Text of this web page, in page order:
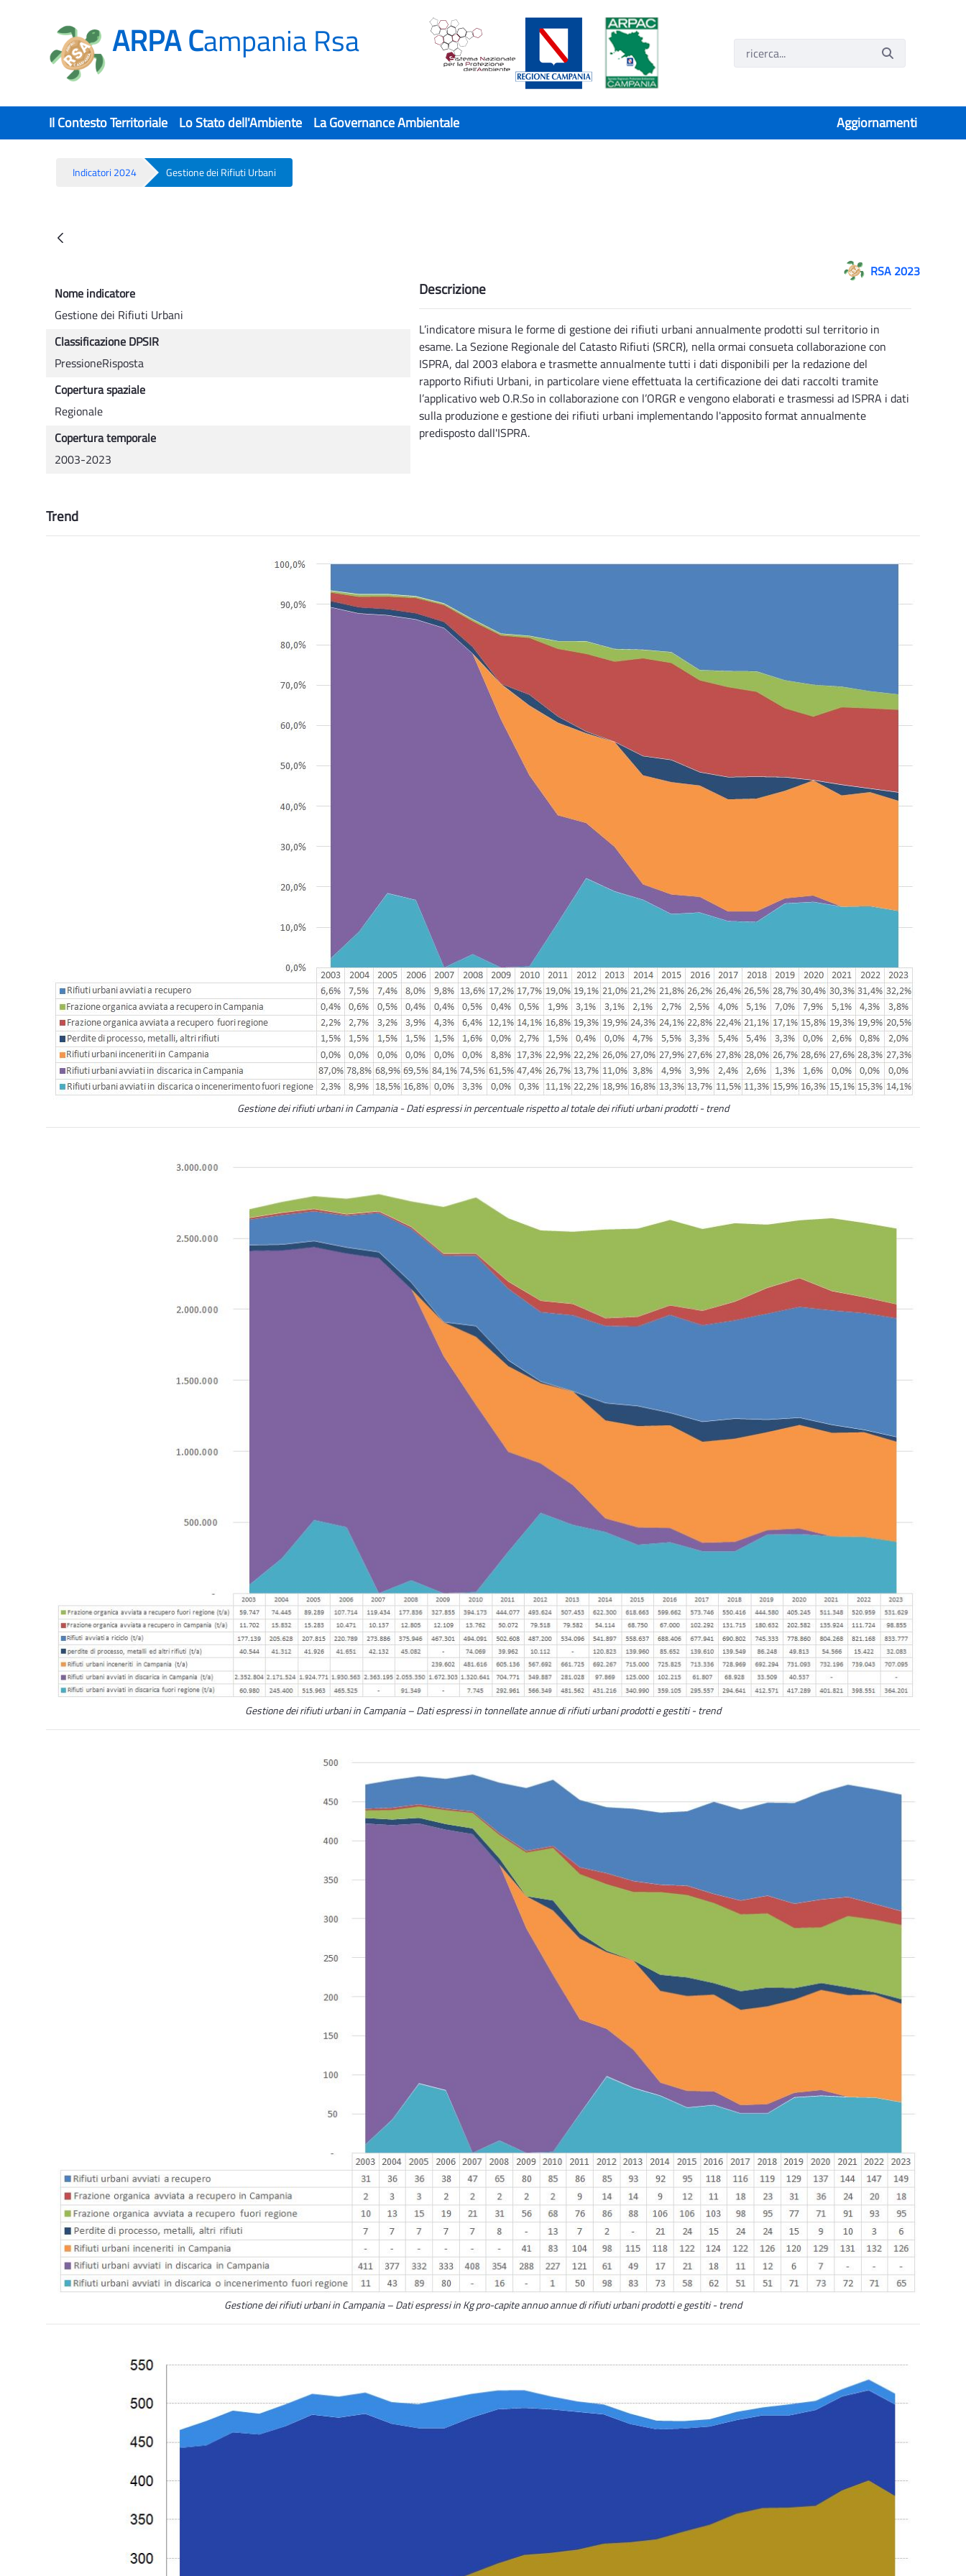
ARPA Campania Rsa
Il Contesto Territoriale Lo Stato dell'Ambiente La Governance Ambientale Aggiornamenti
Indicatori 2024 Gestione dei Rifiuti Urbani
RSA 2023
Nome indicatore
Gestione dei Rifiuti Urbani
Classificazione DPSIR
PressioneRisposta
Copertura spaziale
Regionale
Copertura temporale
2003-2023
Descrizione
L’indicatore misura le forme di gestione dei rifiuti urbani annualmente prodotti sul territorio in
esame. La Sezione Regionale del Catasto Rifiuti (SRCR), nella ormai consueta collaborazione con
ISPRA, dal 2003 elabora e trasmette annualmente tutti i dati disponibili per la redazione del
rapporto Rifiuti Urbani, in particolare viene effettuata la certificazione dei dati raccolti tramite
l’applicativo web O.R.So in collaborazione con l’ORGR e vengono elaborati e trasmessi ad ISPRA i dati
sulla produzione e gestione dei rifiuti urbani implementando l'apposito format annualmente
predisposto dall'ISPRA.
Trend
Gestione dei rifiuti urbani in Campania - Dati espressi in percentuale rispetto al totale dei rifiuti urbani prodotti - trend
Gestione dei rifiuti urbani in Campania – Dati espressi in tonnellate annue di rifiuti urbani prodotti e gestiti - trend
Gestione dei rifiuti urbani in Campania – Dati espressi in Kg pro-capite annuo annue di rifiuti urbani prodotti e gestiti - trend